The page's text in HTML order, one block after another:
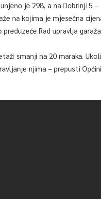
je 298, a na Dobrinji 5
na kojima je mjesečna
Rad upravlja
smanji na 20 maraka.
njima – prepusti